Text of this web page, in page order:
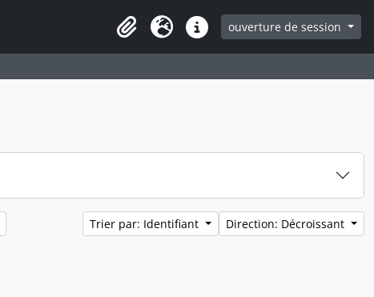
ClipboardLangueLiens rapidesouverture de session
Trier par: Identifiant Direction: Décroissant